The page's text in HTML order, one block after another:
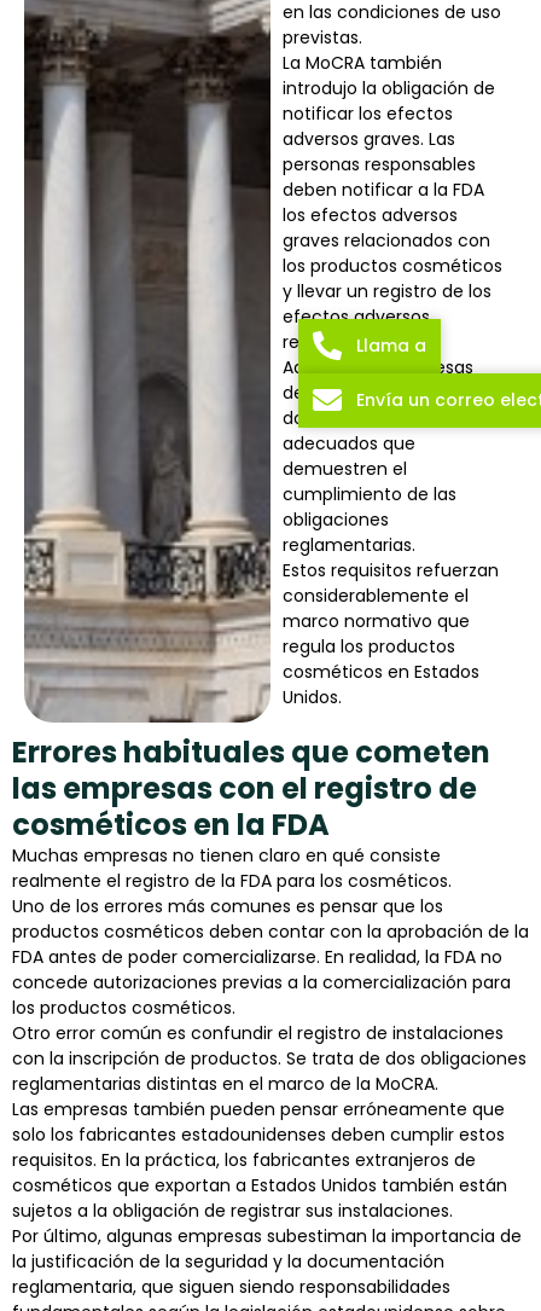
en las condiciones de uso
previstas.
La MoCRA también
introdujo la obligación de
notificar los efectos
adversos graves. Las
personas responsables
deben notificar a la FDA
los efectos adversos
graves relacionados con
los productos cosméticos
y llevar un registro de los
efectos adversos
recibidos.
Además, las empresas
deben llevar registros y
documentación
adecuados que
demuestren el
cumplimiento de las
obligaciones
reglamentarias.
Estos requisitos refuerzan
considerablemente el
marco normativo que
regula los productos
cosméticos en Estados
Unidos.
Errores habituales que cometen
las empresas con el registro de
cosméticos en la FDA
Muchas empresas no tienen claro en qué consiste
realmente el registro de la FDA para los cosméticos.
Uno de los errores más comunes es pensar que los
productos cosméticos deben contar con la aprobación de la
FDA antes de poder comercializarse. En realidad, la FDA no
concede autorizaciones previas a la comercialización para
los productos cosméticos.
Otro error común es confundir el registro de instalaciones
con la inscripción de productos. Se trata de dos obligaciones
reglamentarias distintas en el marco de la MoCRA.
Las empresas también pueden pensar erróneamente que
solo los fabricantes estadounidenses deben cumplir estos
requisitos. En la práctica, los fabricantes extranjeros de
cosméticos que exportan a Estados Unidos también están
sujetos a la obligación de registrar sus instalaciones.
Por último, algunas empresas subestiman la importancia de
la justificación de la seguridad y la documentación
reglamentaria, que siguen siendo responsabilidades
Llama a
Envía un correo